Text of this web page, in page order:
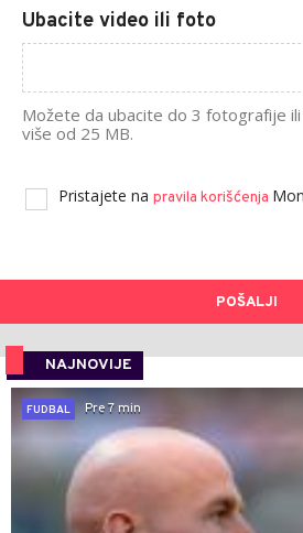
Ubacite video ili foto
Možete da ubacite do 3 fotografije
više od 25 MB.
Pristajete na pravila korišćenja
POŠALJI
NAJNOVIJE
FUDBAL
Pre 7 min